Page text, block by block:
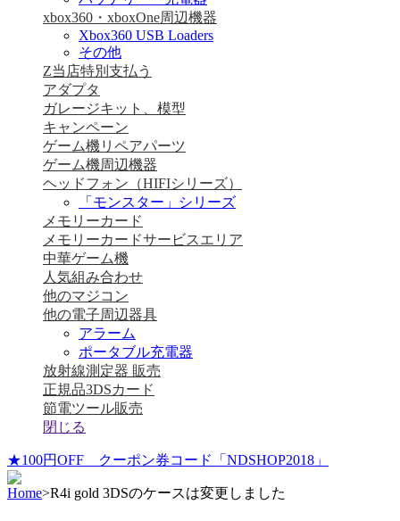
xbox360・xboxOne周辺機器
Xbox360 USB Loaders
その他
Z当店特別支払う
アダプタ
ガレージキット、模型
キャンペーン
ゲーム機リペアパーツ
ゲーム機周辺機器
ヘッドフォン（HIFIシリーズ）
「モンスター」シリーズ
メモリーカード
メモリーカードサービスエリア
中華ゲーム機
人気組み合わせ
他のマジコン
他の電子周辺器具
アラーム
ポータブル充電器
放射線測定器 販売
正規品3DSカード
節電ツール販売
閉じる
★100円OFF クーポン券コード「NDSHOP2018」
Home>R4i gold 3DSのケースは変更しました